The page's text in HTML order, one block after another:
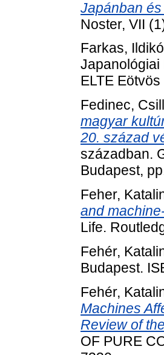
Japánban
Noster, VII
Farkas,
Japanológiai
ELTE
Fedinec,
magyar
20. század
században.
Budapest,
Feher,
and
Life.
Fehér,
Budapest.
Fehér,
Machines
Review of
OF PURE